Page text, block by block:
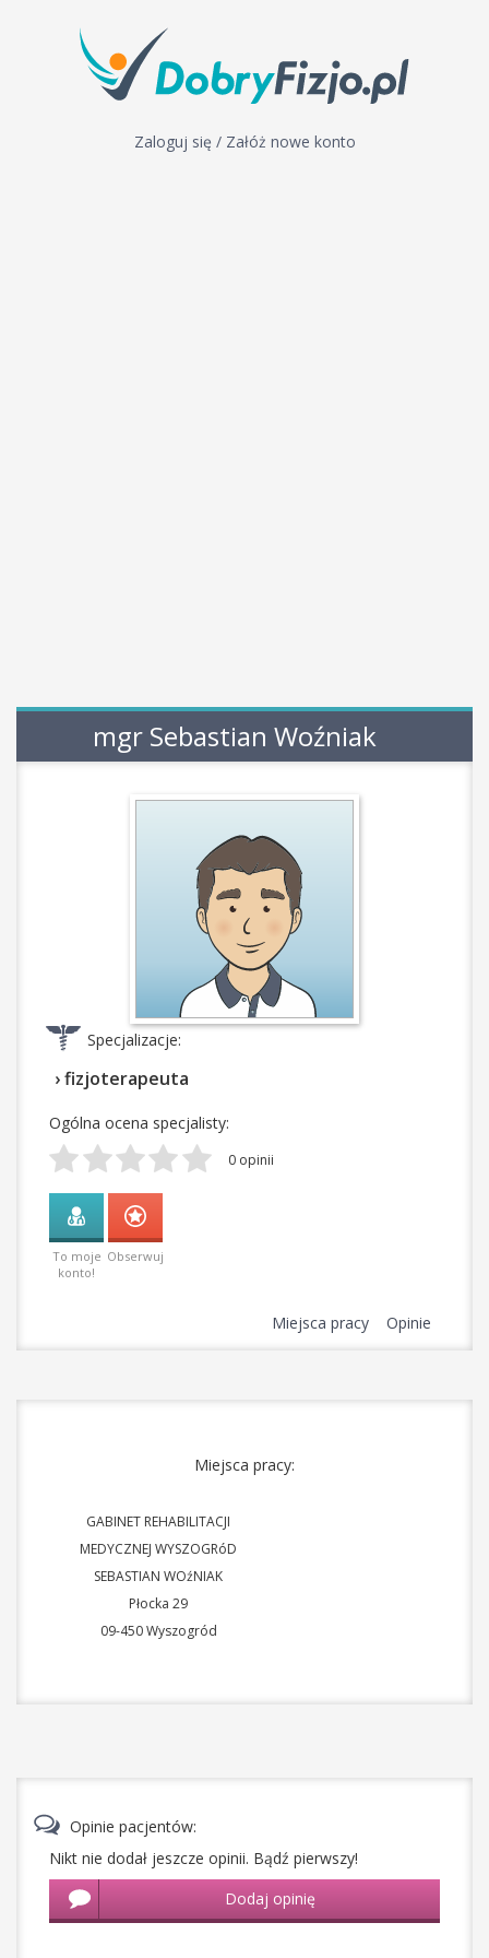
Zaloguj się / Załóż nowe konto
mgr Sebastian Woźniak
Specjalizacje:
› fizjoterapeuta
Ogólna ocena specjalisty:
0 opinii
To moje
konto!
Obserwuj
Miejsca pracy Opinie
Miejsca pracy:
GABINET REHABILITACJI
MEDYCZNEJ WYSZOGRóD
SEBASTIAN WOźNIAK
Płocka 29
09-450 Wyszogród
Opinie pacjentów:
Nikt nie dodał jeszcze opinii. Bądź pierwszy!
Dodaj opinię